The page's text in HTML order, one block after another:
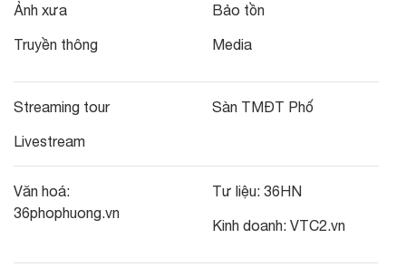
Ảnh xưa
Truyền thông
Bảo tồn
Media
Streaming tour
Livestream
Sàn TMĐT Phố
Văn hoá:
36phophuong.vn
Tư liệu: 36HN
Kinh doanh: VTC2.vn